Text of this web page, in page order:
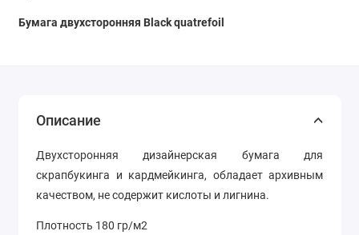
Бумага двухсторонняя Black quatrefoil
Описание
Двухсторонняя дизайнерская бумага для
скрапбукинга и кардмейкинга, обладает архивным
качеством, не содержит кислоты и лигнина.
Плотность 180 гр/м2